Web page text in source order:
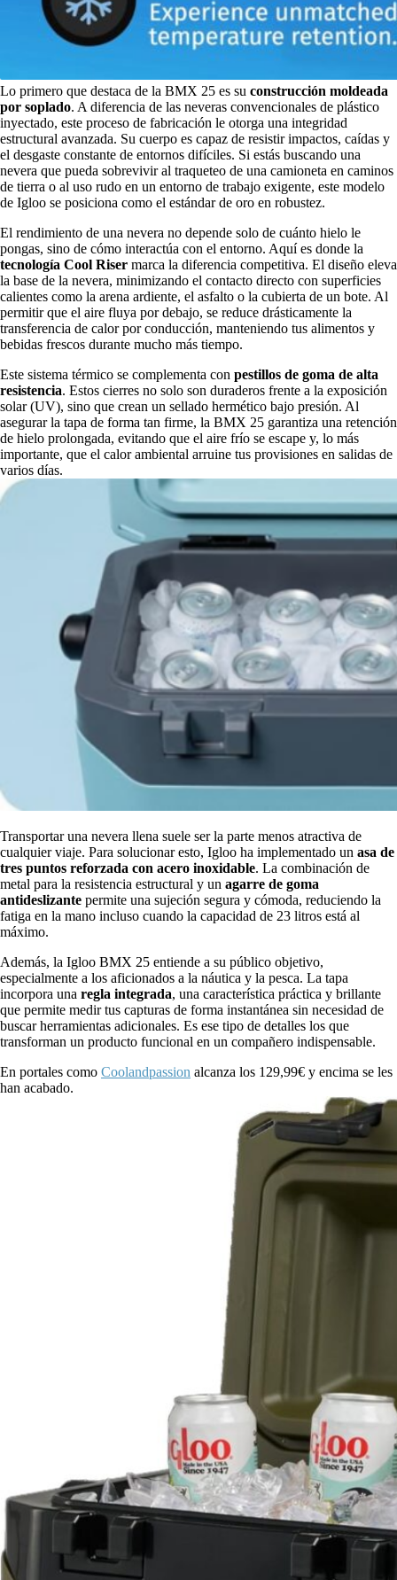
Lo primero que destaca de la BMX 25 es su construcción moldeada
por soplado. A diferencia de las neveras convencionales de plástico
inyectado, este proceso de fabricación le otorga una integridad
estructural avanzada. Su cuerpo es capaz de resistir impactos, caídas y
el desgaste constante de entornos difíciles. Si estás buscando una
nevera que pueda sobrevivir al traqueteo de una camioneta en caminos
de tierra o al uso rudo en un entorno de trabajo exigente, este modelo
de Igloo se posiciona como el estándar de oro en robustez.
El rendimiento de una nevera no depende solo de cuánto hielo le
pongas, sino de cómo interactúa con el entorno. Aquí es donde la
tecnología Cool Riser marca la diferencia competitiva. El diseño eleva
la base de la nevera, minimizando el contacto directo con superficies
calientes como la arena ardiente, el asfalto o la cubierta de un bote. Al
permitir que el aire fluya por debajo, se reduce drásticamente la
transferencia de calor por conducción, manteniendo tus alimentos y
bebidas frescos durante mucho más tiempo.
Este sistema térmico se complementa con pestillos de goma de alta
resistencia. Estos cierres no solo son duraderos frente a la exposición
solar (UV), sino que crean un sellado hermético bajo presión. Al
asegurar la tapa de forma tan firme, la BMX 25 garantiza una retención
de hielo prolongada, evitando que el aire frío se escape y, lo más
importante, que el calor ambiental arruine tus provisiones en salidas de
varios días.
Transportar una nevera llena suele ser la parte menos atractiva de
cualquier viaje. Para solucionar esto, Igloo ha implementado un asa de
tres puntos reforzada con acero inoxidable. La combinación de
metal para la resistencia estructural y un agarre de goma
antideslizante permite una sujeción segura y cómoda, reduciendo la
fatiga en la mano incluso cuando la capacidad de 23 litros está al
máximo.
Además, la Igloo BMX 25 entiende a su público objetivo,
especialmente a los aficionados a la náutica y la pesca. La tapa
incorpora una regla integrada, una característica práctica y brillante
que permite medir tus capturas de forma instantánea sin necesidad de
buscar herramientas adicionales. Es ese tipo de detalles los que
transforman un producto funcional en un compañero indispensable.
En portales como Coolandpassion alcanza los 129,99€ y encima se les
han acabado.